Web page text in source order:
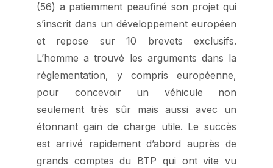
(56) a patiemment peaufiné son projet qui
s’inscrit dans un développement européen
et repose sur 10 brevets exclusifs.
L’homme a trouvé les arguments dans la
réglementation, y compris européenne,
pour concevoir un véhicule non
seulement très sûr mais aussi avec un
étonnant gain de charge utile. Le succès
est arrivé rapidement d’abord auprès de
grands comptes du BTP qui ont vite vu